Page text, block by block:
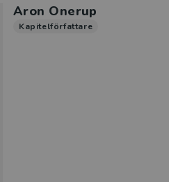
Aron Onerup
Kapitelförfattare